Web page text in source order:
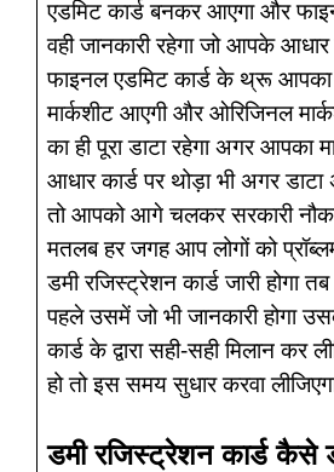
एडमिट कार्ड बनकर आएगा और
वही जानकारी रहेगा जो आपके
फाइनल एडमिट कार्ड के थ्रू
मार्कशीट आएगी और ओरिजिनल
का ही पूरा डाटा रहेगा अगर आपका
आधार कार्ड पर थोड़ा भी अगर
तो आपको आगे चलकर सरकारी
मतलब हर जगह आप लोगों को
डमी रजिस्ट्रेशन कार्ड जारी होगा
पहले उसमें जो भी जानकारी होगा
कार्ड के द्वारा सही-सही मिलान कर
हो तो इस समय सुधार करवा
डमी रजिस्ट्रेशन कार्ड कैसे